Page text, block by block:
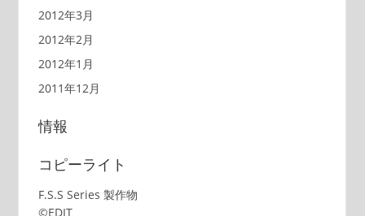
2012年3月
2012年2月
2012年1月
2011年12月
情報
コピーライト
F.S.S Series 製作物
©EDIT